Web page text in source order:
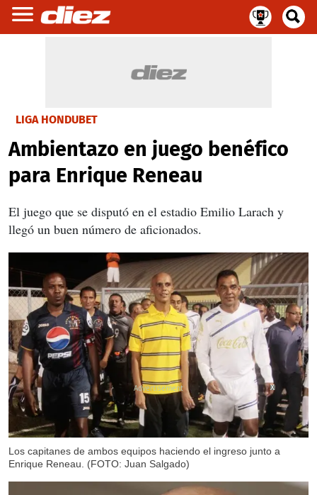
LIGA HONDUBET
Ambientazo en juego benéfico
para Enrique Reneau
El juego que se disputó en el estadio Emilio Larach y
llegó un buen número de aficionados.
Los capitanes de ambos equipos haciendo el ingreso junto a
Enrique Reneau. (FOTO: Juan Salgado)
X